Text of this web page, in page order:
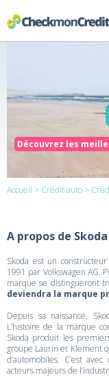
Découvrez les
Accueil > Crédit auto >
A propos de Skoda
Skoda est un
1991 par Volkswagen AG.
marque se distingueront
deviendra la marque
Depuis sa naissance,
L’histoire de la marque
Skoda produit les
groupe Laurin et Klement
d’automobiles. C’est
acteurs majeurs de